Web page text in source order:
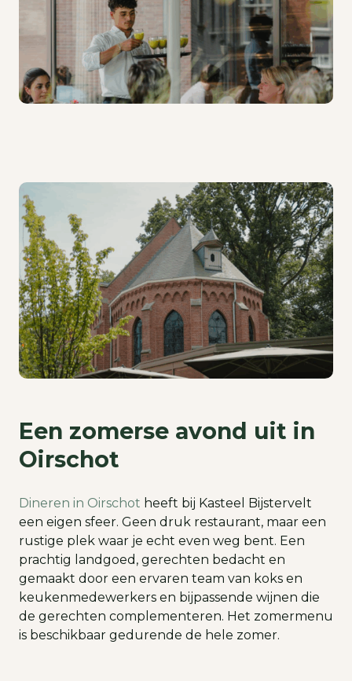
Een zomerse avond uit in
Oirschot
Dineren in Oirschot heeft bij Kasteel Bijstervelt
een eigen sfeer. Geen druk restaurant, maar een
rustige plek waar je echt even weg bent. Een
prachtig landgoed, gerechten bedacht en
gemaakt door een ervaren team van koks en
keukenmedewerkers en bijpassende wijnen die
de gerechten complementeren. Het zomermenu
is beschikbaar gedurende de hele zomer.